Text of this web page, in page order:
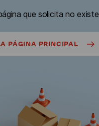
que solicita no existe
PÁGINA PRINCIPAL